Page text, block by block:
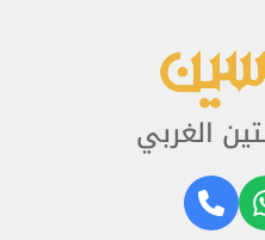
الغربي